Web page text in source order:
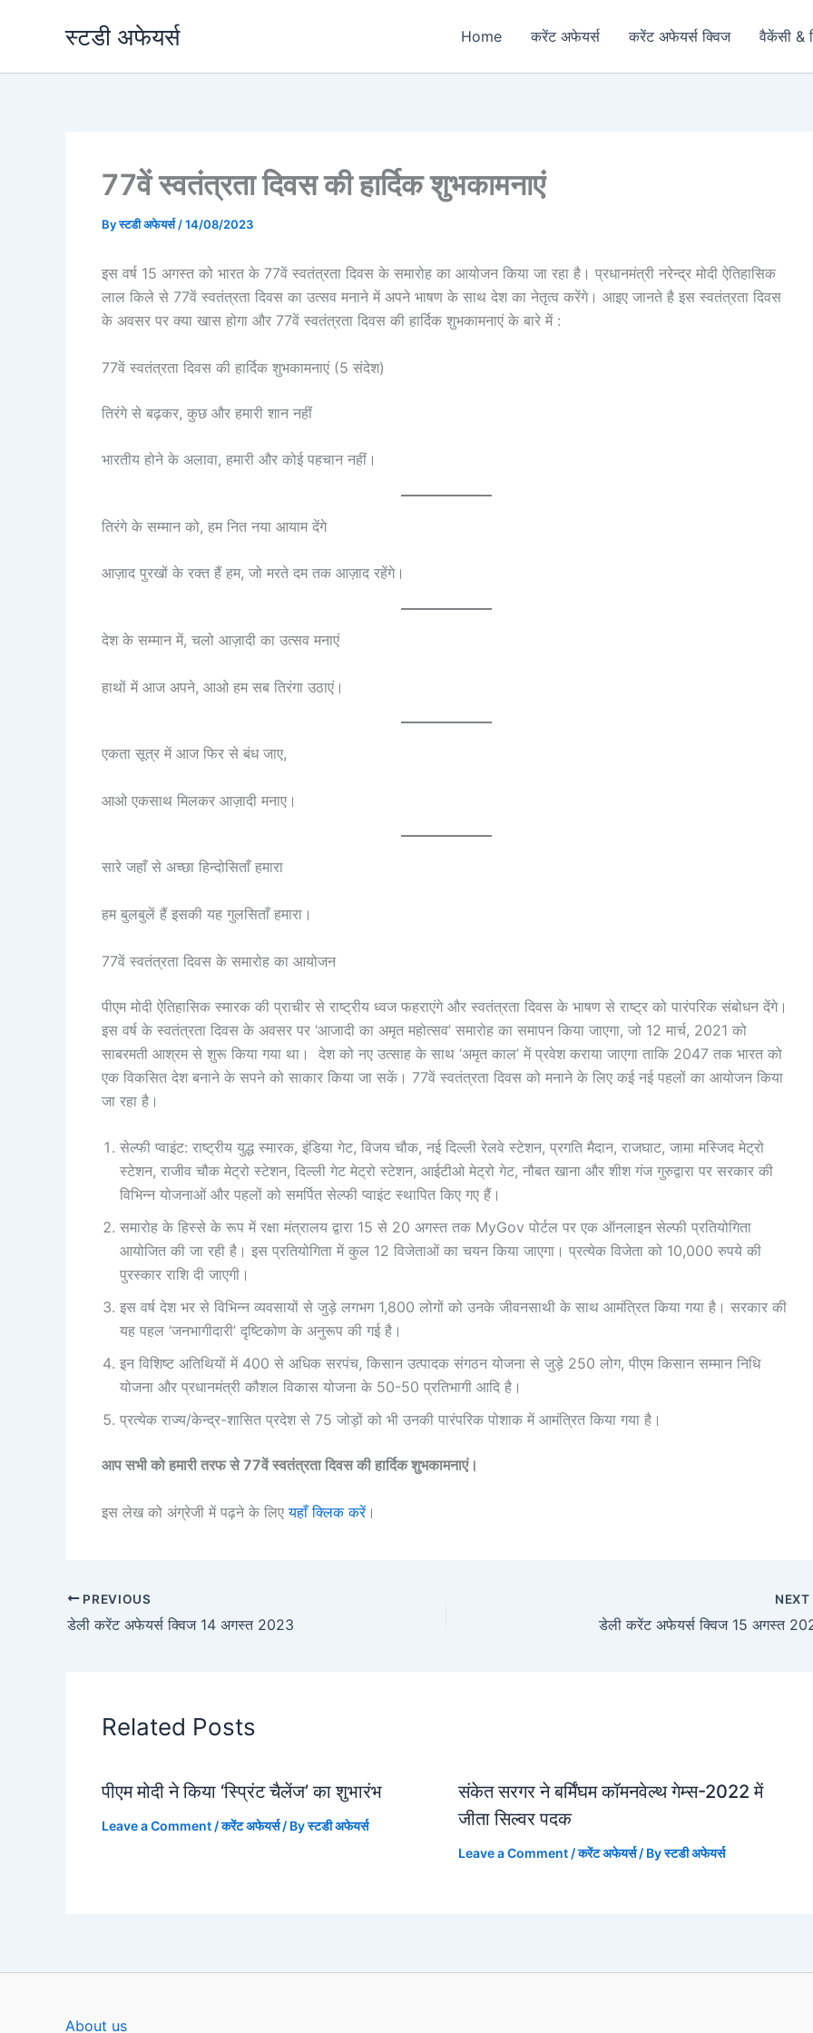
स्टडी अफेयर्स Home करेंट अफेयर्स करेंट अफेयर्स क्विज वैकेंसी &
77वें स्वतंत्रता दिवस की हार्दिक शुभकामनाएं
Byस्टडी अफेयर्स/14/08/2023
इस वर्ष 15 अगस्त को भारत के 77वें स्वतंत्रता दिवस के समारोह का आयोजन किया जा रहा है। प्रधानमंत्री नरेन्द्र मोदी ऐतिहासिक
लाल किले से 77वें स्वतंत्रता दिवस का उत्सव मनाने में अपने भाषण के साथ देश का नेतृत्व करेंगे। आइए जानते है इस स्वतंत्रता दिवस
के अवसर पर क्या खास होगा और 77वें स्वतंत्रता दिवस की हार्दिक शुभकामनाएं के बारे में :
77वें स्वतंत्रता दिवस की हार्दिक शुभकामनाएं (5 संदेश)
तिरंगे से बढ़कर, कुछ और हमारी शान नहीं
भारतीय होने के अलावा, हमारी और कोई पहचान नहीं।
तिरंगे के सम्मान को, हम नित नया आयाम देंगे
आज़ाद पुरखों के रक्त हैं हम, जो मरते दम तक आज़ाद रहेंगे।
देश के सम्मान में, चलो आज़ादी का उत्सव मनाएं
हाथों में आज अपने, आओ हम सब तिरंगा उठाएं।
एकता सूत्र में आज फिर से बंध जाए,
आओ एकसाथ मिलकर आज़ादी मनाए।
सारे जहाँ से अच्छा हिन्दोसिताँ हमारा
हम बुलबुलें हैं इसकी यह गुलसिताँ हमारा।
77वें स्वतंत्रता दिवस के समारोह का आयोजन
पीएम मोदी ऐतिहासिक स्मारक की प्राचीर से राष्ट्रीय ध्वज फहराएंगे और स्वतंत्रता दिवस के भाषण से राष्ट्र को पारंपरिक संबोधन देंगे।
इस वर्ष के स्वतंत्रता दिवस के अवसर पर ‘आजादी का अमृत महोत्सव’ समारोह का समापन किया जाएगा, जो 12 मार्च, 2021 को
साबरमती आश्रम से शुरू किया गया था। देश को नए उत्साह के साथ ‘अमृत काल’ में प्रवेश कराया जाएगा ताकि 2047 तक भारत को
एक विकसित देश बनाने के सपने को साकार किया जा सकें। 77वें स्वतंत्रता दिवस को मनाने के लिए कई नई पहलों का आयोजन किया
जा रहा है।
सेल्फी प्वाइंट: राष्ट्रीय युद्ध स्मारक, इंडिया गेट, विजय चौक, नई दिल्ली रेलवे स्टेशन, प्रगति मैदान, राजघाट, जामा मस्जिद मेट्रो
स्टेशन, राजीव चौक मेट्रो स्टेशन, दिल्ली गेट मेट्रो स्टेशन, आईटीओ मेट्रो गेट, नौबत खाना और शीश गंज गुरुद्वारा पर सरकार की
विभिन्न योजनाओं और पहलों को समर्पित सेल्फी प्वाइंट स्थापित किए गए हैं।
समारोह के हिस्से के रूप में रक्षा मंत्रालय द्वारा 15 से 20 अगस्त तक MyGov पोर्टल पर एक ऑनलाइन सेल्फी प्रतियोगिता
आयोजित की जा रही है। इस प्रतियोगिता में कुल 12 विजेताओं का चयन किया जाएगा। प्रत्येक विजेता को 10,000 रुपये की
पुरस्कार राशि दी जाएगी।
इस वर्ष देश भर से विभिन्न व्यवसायों से जुड़े लगभग 1,800 लोगों को उनके जीवनसाथी के साथ आमंत्रित किया गया है। सरकार की
यह पहल ‘जनभागीदारी’ दृष्टिकोण के अनुरूप की गई है।
इन विशिष्ट अतिथियों में 400 से अधिक सरपंच, किसान उत्पादक संगठन योजना से जुड़े 250 लोग, पीएम किसान सम्मान निधि
योजना और प्रधानमंत्री कौशल विकास योजना के 50-50 प्रतिभागी आदि है।
प्रत्येक राज्य/केन्द्र-शासित प्रदेश से 75 जोड़ों को भी उनकी पारंपरिक पोशाक में आमंत्रित किया गया है।
आप सभी कोहमारी तरफ से 77वें स्वतंत्रता दिवस की हार्दिक शुभकामनाएं।
इस लेख को अंग्रेजी में पढ़ने के लिएयहाँ क्लिक करें।
PREVIOUS
डेली करेंट अफेयर्स क्विज 14 अगस्त 2023
NEXT
डेली करेंट अफेयर्स क्विज 15 अगस्त
Related Posts
पीएम मोदी ने किया ‘स्प्रिंट चैलेंज’ का शुभारंभ
Leave a Comment /करेंट अफेयर्स/ Byस्टडी अफेयर्स
संकेत सरगर ने बर्मिंघम कॉमनवेल्थ गेम्स-2022 में
जीता सिल्वर पदक
Leave a Comment /करेंट अफेयर्स/ Byस्टडी अफेयर्स
About us